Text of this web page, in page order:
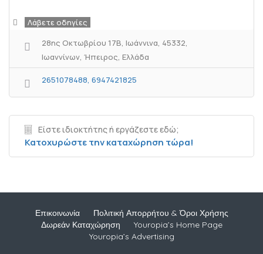
Λάβετε οδηγίες
28ης Οκτωβρίου 17Β, Ιωάννινα, 45332,
Ιωαννίνων, Ήπειρος, Ελλάδα
2651078488, 6947421825
Είστε ιδιοκτήτης ή εργάζεστε εδώ;
Κατοχυρώστε την καταχώρηση τώρα!
Επικοινωνία
Πολιτική Απορρήτου & Όροι Χρήσης
Δωρεάν Καταχώρηση
Youropia’s Home Page
Youropia’s Advertising